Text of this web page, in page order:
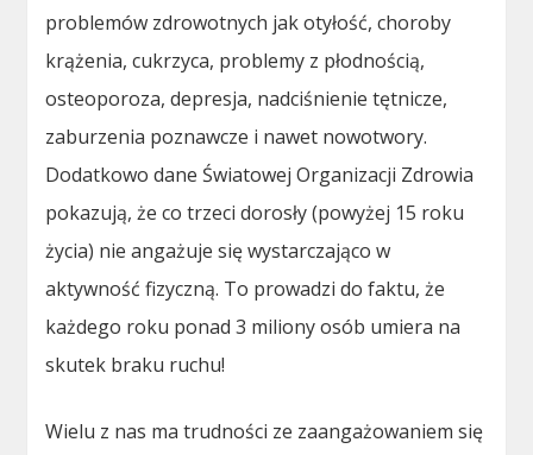
problemów zdrowotnych jak otyłość, choroby
krążenia, cukrzyca, problemy z płodnością,
osteoporoza, depresja, nadciśnienie tętnicze,
zaburzenia poznawcze i nawet nowotwory.
Dodatkowo dane Światowej Organizacji Zdrowia
pokazują, że co trzeci dorosły (powyżej 15 roku
życia) nie angażuje się wystarczająco w
aktywność fizyczną. To prowadzi do faktu, że
każdego roku ponad 3 miliony osób umiera na
skutek braku ruchu!
Wielu z nas ma trudności ze zaangażowaniem się